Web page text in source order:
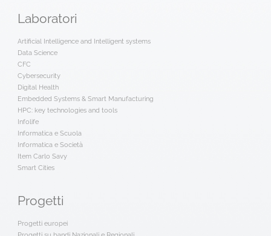
Laboratori
Artificial Intelligence and Intelligent systems
Data Science
CFC
Cybersecurity
Digital Health
Embedded Systems & Smart Manufacturing
HPC: key technologies and tools
Infolife
Informatica e Scuola
Informatica e Società
Item Carlo Savy
Smart Cities
Progetti
Progetti europei